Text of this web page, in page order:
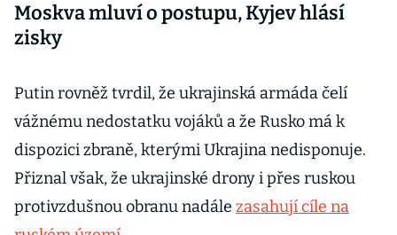
Moskva mluví o postupu, Kyjev hlásí
zisky
Putin rovněž tvrdil, že ukrajinská armáda čelí
vážnému nedostatku vojáků a že Rusko má k
dispozici zbraně, kterými Ukrajina nedisponuje.
Přiznal však, že ukrajinské drony i přes ruskou
protivzdušnou obranu nadále zasahují cíle na